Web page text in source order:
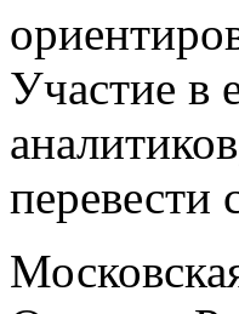
Участие в
перевести